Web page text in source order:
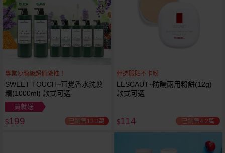
專業沙龍級超值激推！
SWEET TOUCH~直覺香水洗髮
精(1000ml) 款式可選
買就送
$199 已銷售13.3萬
輕透服貼不卡粉
LESCAUT~防曬兩用粉餅(12g)
款式可選
$114 已銷售4.2萬